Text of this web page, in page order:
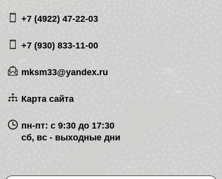
+7 (4922) 47-22-03
+7 (930) 833-11-00
mksm33@yandex.ru
Карта сайта
пн-пт: с 9:30 до 17:30
сб, вс - выходные дни